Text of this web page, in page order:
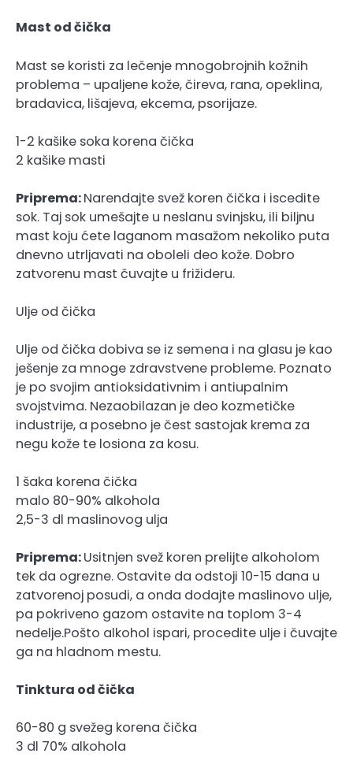
Mast od čička
Mast se koristi za lečenje mnogobrojnih kožnih
problema – upaljene kože, čireva, rana, opeklina,
bradavica, lišajeva, ekcema, psorijaze.
1-2 kašike soka korena čička
2 kašike masti
Priprema:Narendajte svež koren čička i iscedite
sok. Taj sok umešajte u neslanu svinjsku, ili biljnu
mast koju ćete laganom masažom nekoliko puta
dnevno utrljavati na oboleli deo kože. Dobro
zatvorenu mast čuvajte u frižideru.
Ulje od čička
Ulje od čička dobiva se iz semena i na glasu je kao
ješenje za mnoge zdravstvene probleme. Poznato
je po svojim antioksidativnim i antiupalnim
svojstvima. Nezaobilazan je deo kozmetičke
industrije, a posebno je čest sastojak krema za
negu kože te losiona za kosu.
1 šaka korena čička
malo 80-90% alkohola
2,5-3 dl maslinovog ulja
Priprema:Usitnjen svež koren prelijte alkoholom
tek da ogrezne. Ostavite da odstoji 10-15 dana u
zatvorenoj posudi, a onda dodajte maslinovo ulje,
pa pokriveno gazom ostavite na toplom 3-4
nedelje.Pošto alkohol ispari, procedite ulje i čuvajte
ga na hladnom mestu.
Tinktura od čička
60-80 g svežeg korena čička
3 dl 70% alkohola